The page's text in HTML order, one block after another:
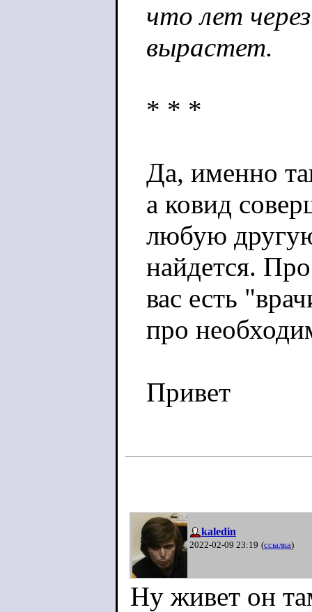
что лет
вырастет.
* * *
Да, именно
а ковид
любую
найдется.
вас есть
про
Привет
kaledin
2022-02-09 23:19 (ссылка)
Ну живет он